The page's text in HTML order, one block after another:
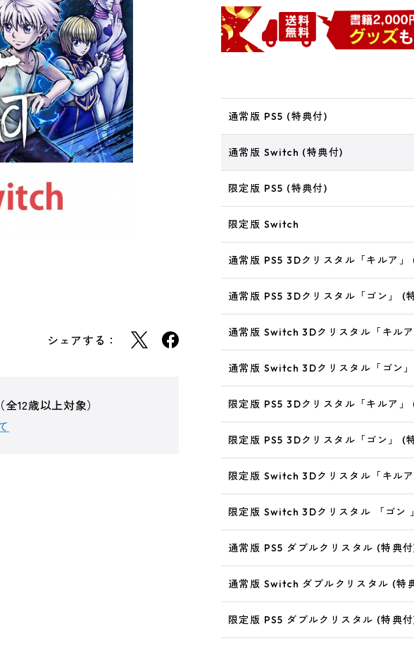
シェアする：
12歳以上対象）
通常版 PS5 (特典付)
通常版 Switch (特典付)
限定版 PS5 (特典付)
限定版 Switch
通常版 PS5 3Dクリスタル「キルア」
通常版 PS5 3Dクリスタル「ゴン」 (
通常版 Switch 3Dクリスタル「キル
通常版 Switch 3Dクリスタル「ゴン
限定版 PS5 3Dクリスタル「キルア」
限定版 PS5 3Dクリスタル「ゴン」 (
限定版 Switch 3Dクリスタル「キル
限定版 Switch 3Dクリスタル 「ゴン
通常版 PS5 ダブルクリスタル (特典
通常版 Switch ダブルクリスタル (特
限定版 PS5 ダブルクリスタル (特典